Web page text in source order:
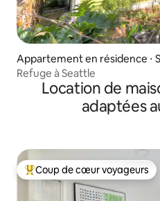
Appartement en résidence ⋅
Refuge à Seattle
Location de
adaptées
Coups de cœur voyageurs
Coup de cœur voyageurs